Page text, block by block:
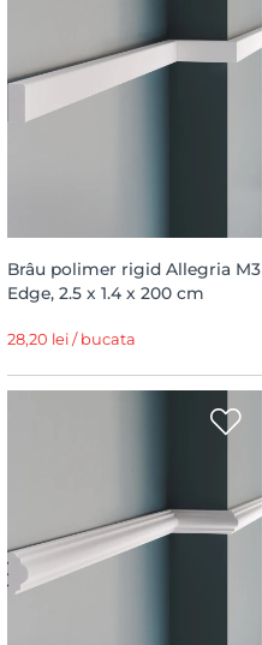
Brâu polimer rigid Allegria M3
Edge, 2.5 x 1.4 x 200 cm
28,20 lei / bucata